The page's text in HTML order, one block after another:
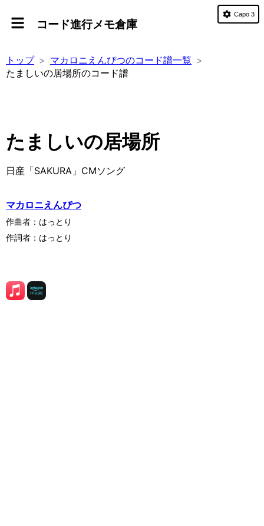
コード進行メモ倉庫
トップ
マカロニえんぴつのコード譜一覧
たましいの居場所のコード譜
たましいの居場所
日産「SAKURA」CMソング
マカロニえんぴつ
作曲者： はっとり
作詞者： はっとり
Capo 3